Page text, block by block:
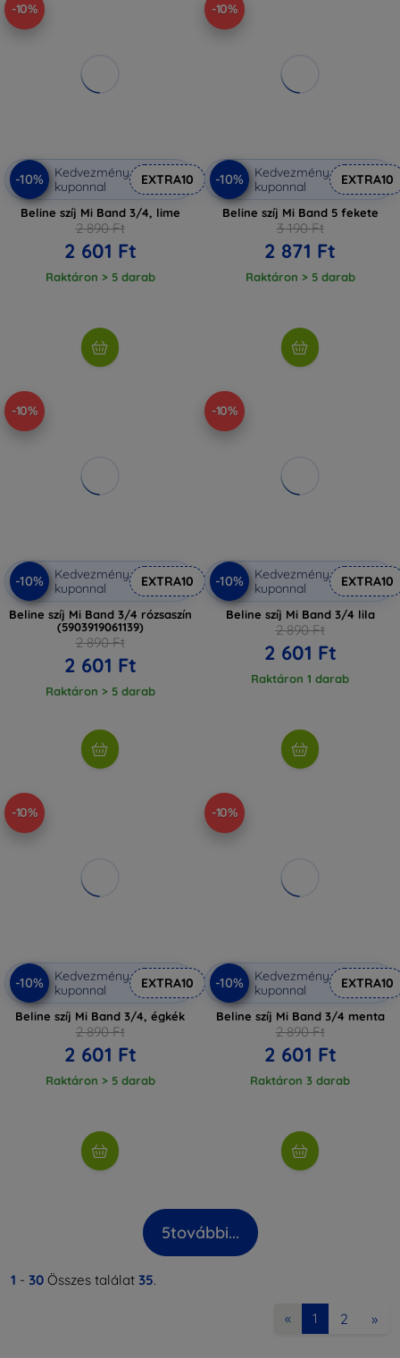
-10%
-10%
Kedvezmény
kuponnal
EXTRA10
Beline szíj Mi Band 3/4, lime
2 890 Ft
2 601 Ft
Raktáron > 5 darab
-10%
-10%
Kedvezmény
kuponnal
EXTRA10
Beline szíj Mi Band 5 fekete
3 190 Ft
2 871 Ft
Raktáron > 5 darab
-10%
-10%
Kedvezmény
kuponnal
EXTRA10
Beline szíj Mi Band 3/4 rózsaszín
(5903919061139)
2 890 Ft
2 601 Ft
Raktáron > 5 darab
-10%
-10%
Kedvezmény
kuponnal
EXTRA10
Beline szíj Mi Band 3/4 lila
2 890 Ft
2 601 Ft
Raktáron 1 darab
-10%
-10%
Kedvezmény
kuponnal
EXTRA10
Beline szíj Mi Band 3/4, égkék
2 890 Ft
2 601 Ft
Raktáron > 5 darab
-10%
-10%
Kedvezmény
kuponnal
EXTRA10
Beline szíj Mi Band 3/4 menta
2 890 Ft
2 601 Ft
Raktáron 3 darab
5további...
1 - 30 Összes találat 35.
« 1 2 »